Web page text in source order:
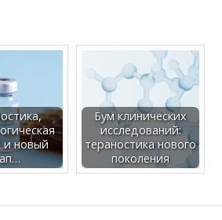
новый
Бум клинических
исследований:
тераностика нового
поколения